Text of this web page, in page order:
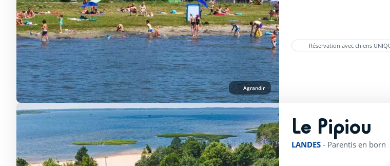
Agrandir
Réservation avec chiens
Le Pipiou
LANDES - Parentis en born